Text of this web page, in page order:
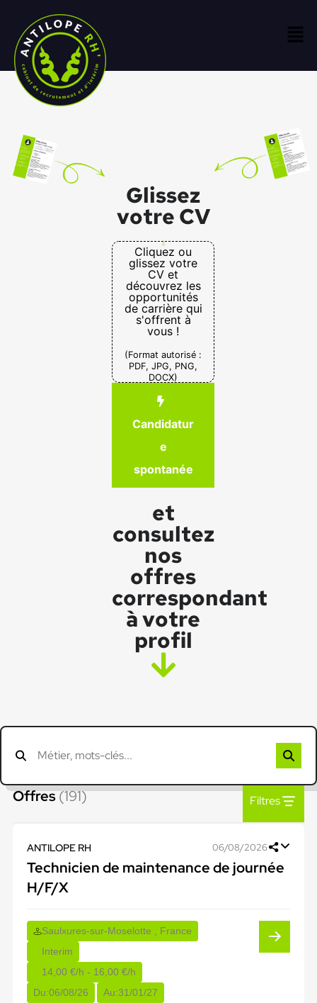
Glissez
votre CV
Cliquez ou
glissez votre
CV et
découvrez les
opportunités
de carrière qui
s'offrent à
vous !
(Format autorisé :
PDF, JPG, PNG,
DOCX)
Candidatur
e
spontanée
et
consultez
nos
offres
correspondant
à votre
profil
Offres(191) Filtres
ANTILOPE RH 06/08/2026
Technicien de maintenance de journée
H/F/X
Saulxures-sur-Moselotte , France
Interim
14,00 €/h - 16,00 €/h
Du:06/08/26 Au:31/01/27